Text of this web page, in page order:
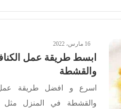
16 مارس، 2022
ابسط طريقة عمل
والقشطة
اسرع و افضل طريقة عمل
والقشطة في المنزل مثل